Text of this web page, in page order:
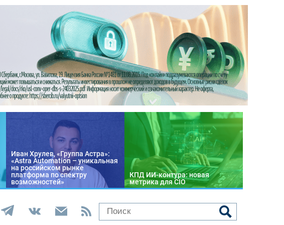
Иван Хрулев, «Группа Астра»:
«Astra Automation – уникальная
на российском рынке
платформа по спектру
возможностей»
КПД ИИ-контура: новая
метрика для CIO